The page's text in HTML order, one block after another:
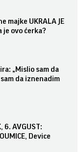
majke UKRALA JE
je ovo ćerka?
„Mislio sam da
da iznenadim
6. AVGUST:
Device